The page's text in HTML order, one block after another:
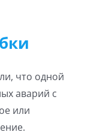
что одной
аварий с
или